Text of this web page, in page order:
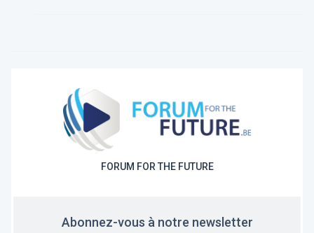
FORUM FOR THE FUTURE
Abonnez-vous à notre newsletter